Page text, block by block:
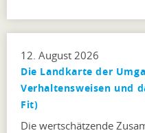
12. August 2026
Die Landkarte der
Verhaltensweisen und
Fit)
Die wertschätzende